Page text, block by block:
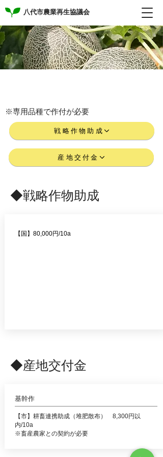
八代市農業再生協議会
※専用品種で作付が必要
戦略作物助成
産地交付金
◆戦略作物助成
【国】80,000円/10a
◆産地交付金
基幹作
【市】耕畜連携助成（堆肥散布） 8,300円以
内/10a
​※畜産農家との契約が必要